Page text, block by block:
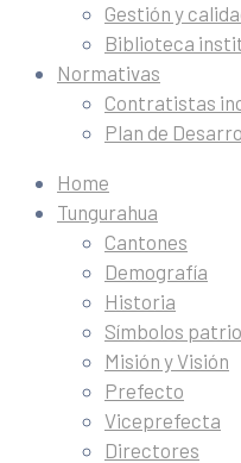
Gestión y
Biblioteca
Normativas
Contratistas
Plan de
Home
Tungurahua
Cantones
Demografía
Historia
Símbolos
Misión y Visión
Prefecto
Viceprefecta
Directores